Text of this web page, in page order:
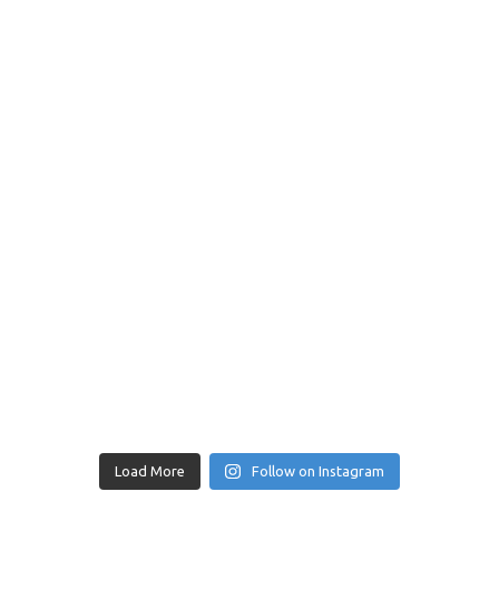
Load More Follow on Instagram